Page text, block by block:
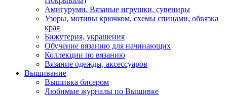
Амигуруми. Вязаные игрушки, сувениры
Узоры, мотивы крючком, схемы спицами, обвязка
края
Бижутерия, украшения
Обучение вязанию для начинающих
Коллекции по вязанию
Вязание одежды, аксессуаров
Вышивание
Вышивка бисером
Любимые журналы по Вышивке